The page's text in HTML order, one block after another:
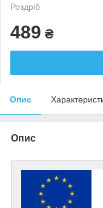
Роздріб
489 ₴
Опис
Опис